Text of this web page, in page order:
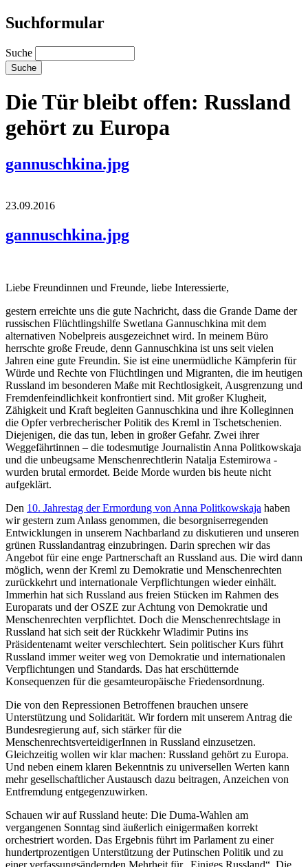
Suchformular
Suche
Die Tür bleibt offen: Russland
gehört zu Europa
gannuschkina.jpg
23.09.2016
gannuschkina.jpg
Liebe Freundinnen und Freunde, liebe Interessierte,
gestern erreichte uns die gute Nachricht, dass die Grande Dame der
russischen Flüchtlingshilfe Swetlana Gannuschkina mit dem
alternativen Nobelpreis ausgezeichnet wird. In meinem Büro
herrschte große Freude, denn Gannuschkina ist uns seit vielen
Jahren eine gute Freundin. Sie ist eine unermüdliche Kämpferin für
Würde und Rechte von Flüchtlingen und Migranten, die im heutigen
Russland im besonderen Maße mit Rechtlosigkeit, Ausgrenzung und
Fremdenfeindlichkeit konfrontiert sind. Mit großer Klugheit,
Zähigkeit und Kraft begleiten Gannuschkina und ihre Kolleginnen
die Opfer verbrecherischer Politik des Kreml in Tschetschenien.
Diejenigen, die das tun, leben in großer Gefahr. Zwei ihrer
Weggefährtinnen – die todesmutige Journalistin Anna Politkowskaja
und die unbeugsame Menschenrechtlerin Natalja Estemirowa -
wurden brutal ermordet. Beide Morde wurden bis heute nicht
aufgeklärt.
Den 10. Jahrestag der Ermordung von Anna Politkowskaja haben
wir gestern zum Anlass genommen, die besorgniserregenden
Entwicklungen in unserem Nachbarland zu diskutieren und unseren
grünen Russlandantrag einzubringen. Darin sprechen wir das
Angebot für eine enge Partnerschaft an Russland aus. Die wird dann
möglich, wenn der Kreml zu Demokratie und Menschenrechten
zurückkehrt und internationale Verpflichtungen wieder einhält.
Immerhin hat sich Russland aus freien Stücken im Rahmen des
Europarats und der OSZE zur Achtung von Demokratie und
Menschenrechten verpflichtet. Doch die Menschenrechtslage in
Russland hat sich seit der Rückkehr Wladimir Putins ins
Präsidentenamt weiter verschlechtert. Sein politischer Kurs führt
Russland immer weiter weg von Demokratie und internationalen
Verpflichtungen und Standards. Das hat erschütternde
Konsequenzen für die gesamteuropäische Friedensordnung.
Die von den Repressionen Betroffenen brauchen unsere
Unterstützung und Solidarität. Wir fordern mit unserem Antrag die
Bundesregierung auf, sich stärker für die
MenschenrechtsverteidigerInnen in Russland einzusetzen.
Gleichzeitig wollen wir klar machen: Russland gehört zu Europa.
Und neben einem klaren Bekenntnis zu universellen Werten kann
mehr gesellschaftlicher Austausch dazu beitragen, Anzeichen von
Entfremdung entgegenzuwirken.
Schauen wir auf Russland heute: Die Duma-Wahlen am
vergangenen Sonntag sind äußerlich einigermaßen korrekt
orchestriert worden. Das Ergebnis führt im Parlament zu einer
hundertprozentigen Unterstützung der Putinschen Politik und zu
einer verfassungsändernden Mehrheit für „Einiges Russland“. Die